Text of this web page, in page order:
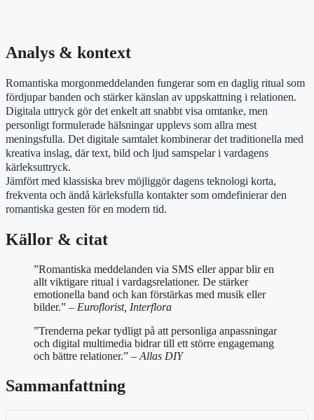
Analys & kontext
Romantiska morgonmeddelanden fungerar som en daglig ritual som
fördjupar banden och stärker känslan av uppskattning i relationen.
Digitala uttryck gör det enkelt att snabbt visa omtanke, men
personligt formulerade hälsningar upplevs som allra mest
meningsfulla. Det digitale samtalet kombinerar det traditionella med
kreativa inslag, där text, bild och ljud samspelar i vardagens
kärleksuttryck.
Jämfört med klassiska brev möjliggör dagens teknologi korta,
frekventa och ändå kärleksfulla kontakter som omdefinierar den
romantiska gesten för en modern tid.
Källor & citat
”Romantiska meddelanden via SMS eller appar blir en
allt viktigare ritual i vardagsrelationer. De stärker
emotionella band och kan förstärkas med musik eller
bilder.” – Euroflorist, Interflora
”Trenderna pekar tydligt på att personliga anpassningar
och digital multimedia bidrar till ett större engagemang
och bättre relationer.” – Allas DIY
Sammanfattning